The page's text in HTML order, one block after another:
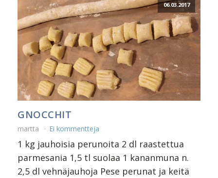
06.03.2017
GNOCCHIT
martta Ei kommentteja
1 kg jauhoisia perunoita 2 dl raastettua
parmesania 1,5 tl suolaa 1 kananmuna n.
2,5 dl vehnäjauhoja Pese perunat ja keitä